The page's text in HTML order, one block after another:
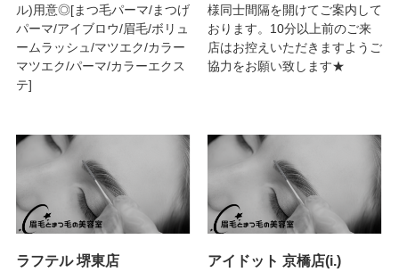
ル)用意◎[まつ毛パーマ/まつげ
パーマ/アイブロウ/眉毛/ボリュ
ームラッシュ/マツエク/カラー
マツエク/パーマ/カラーエクス
テ]
様同士間隔を開けてご案内して
おります。10分以上前のご来
店はお控えいただきますようご
協力をお願い致します★
ラフテル 堺東店
アイドット 京橋店(i.)